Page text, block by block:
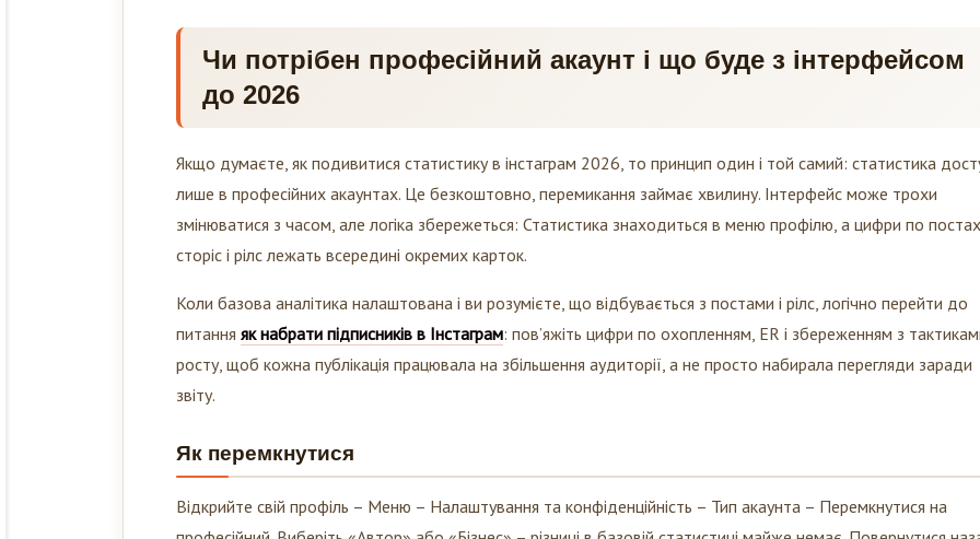
Чи потрібен професійний акаунт і що буде з інтерфейсом
до 2026
Якщо думаєте, як подивитися статистику в інстаграм 2026, то принцип один і той самий: статистика
лише в професійних акаунтах. Це безкоштовно, перемикання займає хвилину. Інтерфейс може трохи
змінюватися з часом, але логіка збережеться: Статистика знаходиться в меню профілю, а цифри по постах,
сторіс і рілс лежать всередині окремих карток.
Коли базова аналітика налаштована і ви розумієте, що відбувається з постами і рілс, логічно перейти до
як набрати підписників в Інстаграм : пов’яжіть цифри по охопленням, ER і збереженням з тактиками
росту, щоб кожна публікація працювала на збільшення аудиторії, а не просто набирала перегляди заради
звіту.
Як перемкнутися
Відкрийте свій профіль – Меню – Налаштування та конфіденційність – Тип акаунта – Перемкнутися на
професійний. Виберіть «Автор» або «Бізнес» – різниці в базовій статистиці майже немає. Повернутися